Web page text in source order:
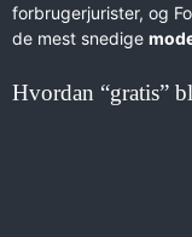
forbrugerjurister, og
de mest snedige
Hvordan “gratis”